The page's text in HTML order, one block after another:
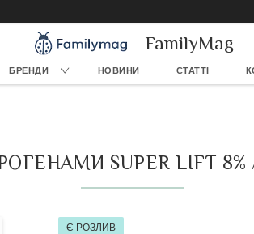
FamilyMag
БРЕНДИ НОВИНИ СТАТТІ
SUPER LIFT 8%
Є РОЗЛИВ